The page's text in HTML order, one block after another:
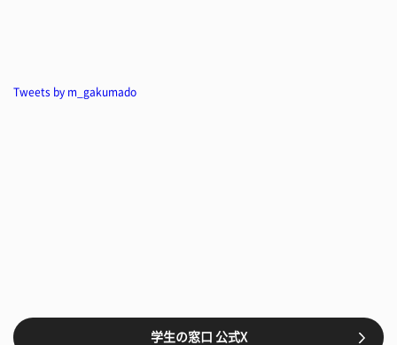
Tweets by m_gakumado
学生の窓口 公式X